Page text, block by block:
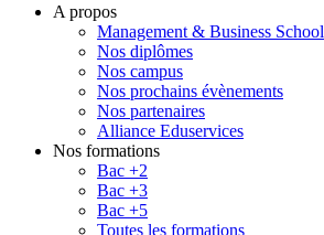
A propos
Management & Business School
Nos diplômes
Nos campus
Nos prochains évènements
Nos partenaires
Alliance Eduservices
Nos formations
Bac +2
Bac +3
Bac +5
Toutes les formations